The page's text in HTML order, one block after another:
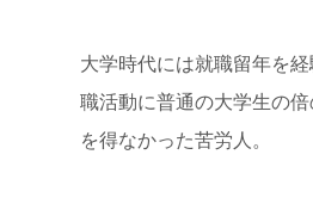
大学時代には就職留年を
職活動に普通の大学生の
を得なかった苦労人。